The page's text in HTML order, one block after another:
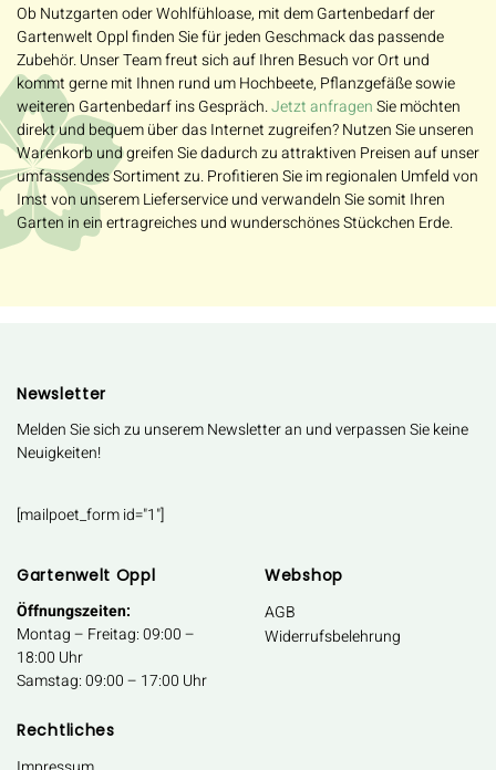
Ob Nutzgarten oder Wohlfühloase, mit dem Gartenbedarf der
Gartenwelt Oppl finden Sie für jeden Geschmack das passende
Zubehör. Unser Team freut sich auf Ihren Besuch vor Ort und
kommt gerne mit Ihnen rund um Hochbeete, Pflanzgefäße sowie
weiteren Gartenbedarf ins Gespräch.Jetzt anfragenSie möchten
direkt und bequem über das Internet zugreifen? Nutzen Sie unseren
Warenkorb und greifen Sie dadurch zu attraktiven Preisen auf unser
umfassendes Sortiment zu. Profitieren Sie im regionalen Umfeld von
Imst von unserem Lieferservice und verwandeln Sie somit Ihren
Garten in ein ertragreiches und wunderschönes Stückchen Erde.
Newsletter
Melden Sie sich zu unserem Newsletter an und verpassen Sie keine
Neuigkeiten!
[mailpoet_form id="1"]
Gartenwelt Oppl
Öffnungszeiten:
Montag – Freitag: 09:00 –
18:00 Uhr
Samstag: 09:00 – 17:00 Uhr
Webshop
AGB
Widerrufsbelehrung
Rechtliches